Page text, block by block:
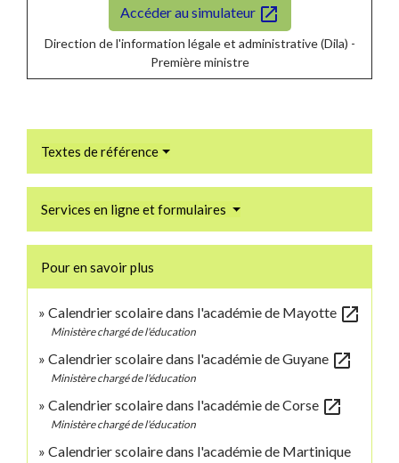
Accéder au simulateur open_in_new
Direction de l'information légale et administrative (Dila) -
Première ministre
Textes de référence
Services en ligne et formulaires
Pour en savoir plus
Calendrier scolaire dans l'académie de Mayotte open_in_new
Ministère chargé de l'éducation
Calendrier scolaire dans l'académie de Guyane open_in_new
Ministère chargé de l'éducation
Calendrier scolaire dans l'académie de Corse open_in_new
Ministère chargé de l'éducation
Calendrier scolaire dans l'académie de Martinique